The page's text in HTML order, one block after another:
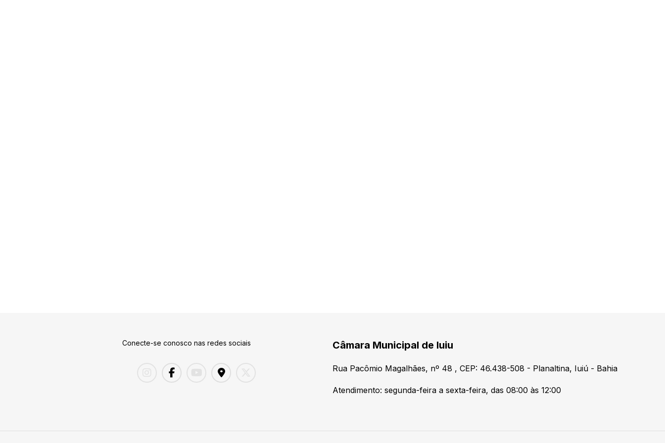
Conecte-se conosco nas redes sociais Câmara Municipal de Iuiu
Rua Pacômio Magalhães, nº 48 , CEP: 46.438-508 - Planaltina, Iuiú - Bahia
Atendimento: segunda-feira a sexta-feira, das 08:00 às 12:00